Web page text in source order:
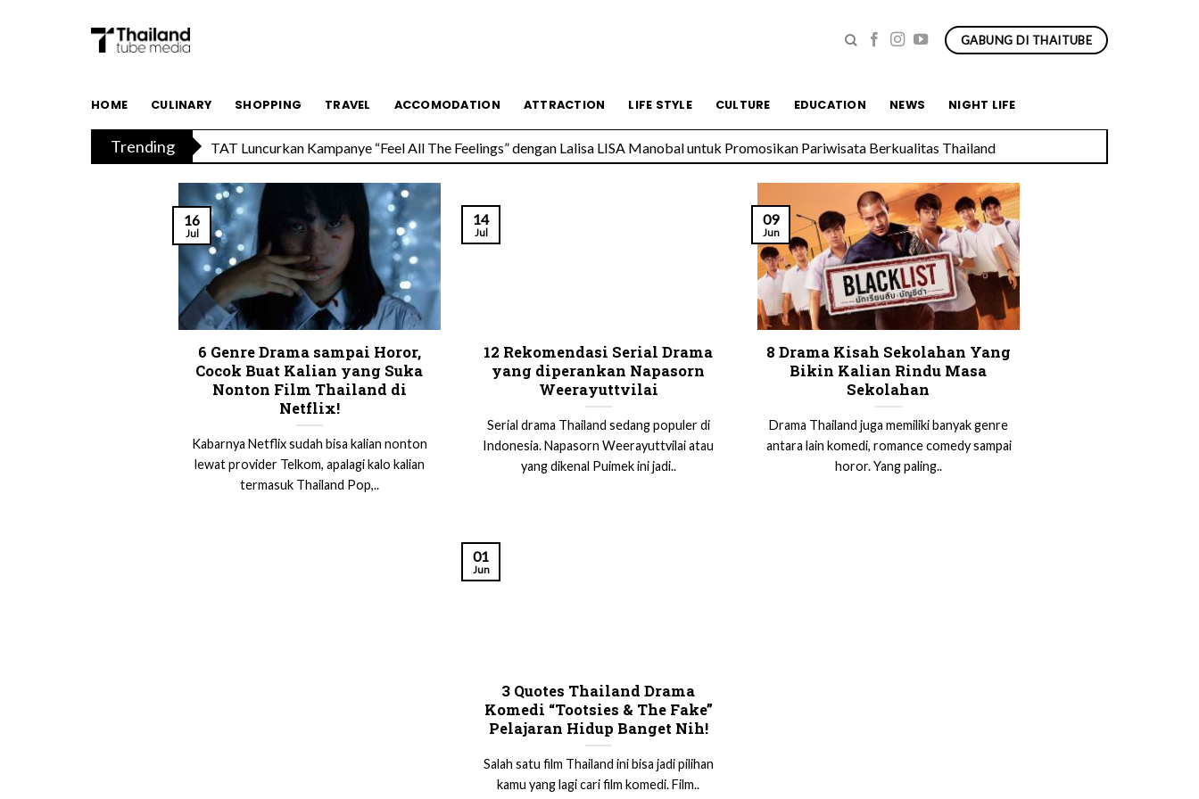
content
GABUNG DI THAITUBE
HOME CULINARY SHOPPING TRAVEL ACCOMODATION ATTRACTION LIFE STYLE CULTURE EDUCATION NEWS NIGHT LIFE
Trending TAT Luncurkan Kampanye “Feel All The Feelings” dengan Lalisa LISA Manobal untuk Promosikan Pariwisata Berkualitas Thailand
6 Genre Drama sampai Horor,
Cocok Buat Kalian yang Suka
Nonton Film Thailand di
Netflix!
Kabarnya Netflix sudah bisa kalian nonton
lewat provider Telkom, apalagi kalo kalian
termasuk Thailand Pop,..
16
Jul
12 Rekomendasi Serial Drama
yang diperankan Napasorn
Weerayuttvilai
Serial drama Thailand sedang populer di
Indonesia. Napasorn Weerayuttvilai atau
yang dikenal Puimek ini jadi..
14
Jul
8 Drama Kisah Sekolahan Yang
Bikin Kalian Rindu Masa
Sekolahan
Drama Thailand juga memiliki banyak genre
antara lain komedi, romance comedy sampai
horor. Yang paling..
09
Jun
3 Quotes Thailand Drama
Komedi “Tootsies & The Fake”
Pelajaran Hidup Banget Nih!
Salah satu film Thailand ini bisa jadi pilihan
kamu yang lagi cari film komedi. Film..
01
Jun